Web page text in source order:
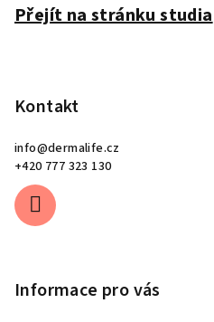
Přejít na stránku studia
Kontakt
info@dermalife.cz
+420 777 323 130
Informace pro vás